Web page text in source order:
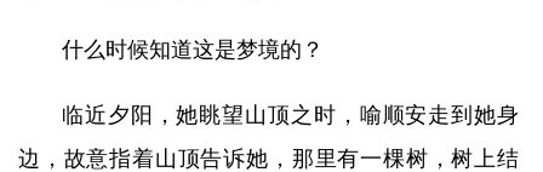
什么时候知道这是梦境的？
临近夕阳，她眺望山顶之时，喻顺安走到她身
边，故意指着山顶告诉她，那里有一棵树，树上结